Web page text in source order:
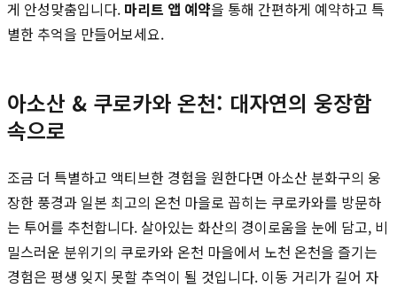
게 안성맞춤입니다. 마리트 앱 예약을 통해 간편하게 예약하고 특
별한 추억을 만들어보세요.
아소산 & 쿠로카와 온천: 대자연의 웅장함
속으로
조금 더 특별하고 액티브한 경험을 원한다면 아소산 분화구의 웅
장한 풍경과 일본 최고의 온천 마을로 꼽히는 쿠로카와를 방문하
는 투어를 추천합니다. 살아있는 화산의 경이로움을 눈에 담고, 비
밀스러운 분위기의 쿠로카와 온천 마을에서 노천 온천을 즐기는
경험은 평생 잊지 못할 추억이 될 것입니다. 이동 거리가 길어 자